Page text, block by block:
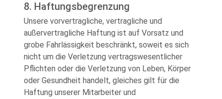
8. Haftungsbegrenzung
Unsere vorvertragliche, vertragliche und
außervertragliche Haftung ist auf Vorsatz und
grobe Fahrlässigkeit beschränkt, soweit es sich
nicht um die Verletzung vertragswesentlicher
Pflichten oder die Verletzung von Leben, Körper
oder Gesundheit handelt, gleiches gilt für die
Haftung unserer Mitarbeiter und